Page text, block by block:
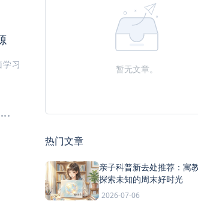
习
暂无文章。
热门文章
亲子科普新去处推荐：寓
探索未知的周末好时光
2026-07-06